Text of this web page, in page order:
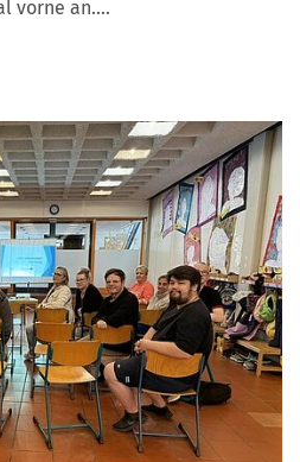
vorne an....